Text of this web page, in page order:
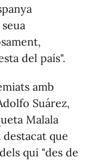
del país".
amb
Suárez,
Malala
que
qui "des de